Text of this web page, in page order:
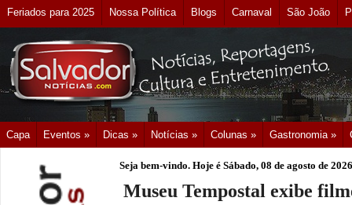
Feriados para 2025 Nossa Política Blogs Carnaval São João
Capa Eventos » Dicas » Notícias » Colunas » Gastronomia »
Seja bem-vindo. Hoje é Sábado, 08 de agosto de 2026
Museu Tempostal exibe